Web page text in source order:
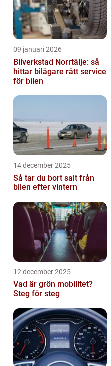
09 januari 2026
Bilverkstad Norrtälje: så
hittar bilägare rätt service
för bilen
14 december 2025
Så tar du bort salt från
bilen efter vintern
12 december 2025
Vad är grön mobilitet?
Steg för steg